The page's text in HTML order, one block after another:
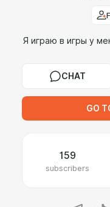
Я играю в игры у
CHAT
GO
159
subscribers